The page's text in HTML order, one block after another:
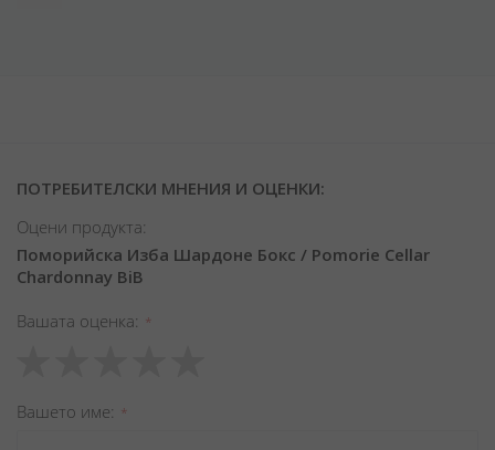
ПОТРЕБИТЕЛСКИ МНЕНИЯ И ОЦЕНКИ:
Оцени продукта:
Поморийска Изба Шардоне Бокс / Pomorie Cellar
Chardonnay BiB
Вашата оценка
star
stars
stars
stars
stars
Вашето име